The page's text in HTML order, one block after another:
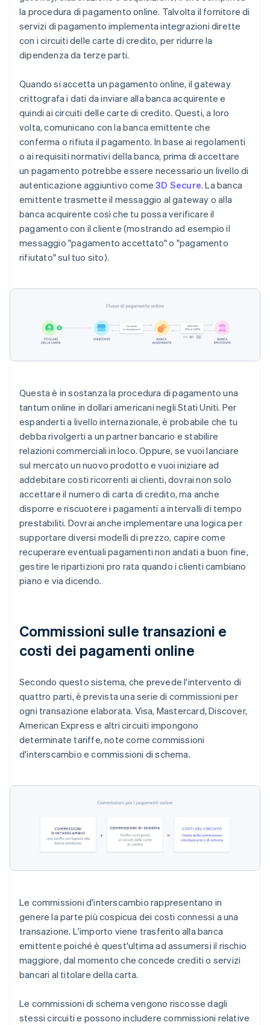
la procedura di pagamento online. Talvolta il fornitore di
servizi di pagamento implementa integrazioni dirette
con i circuiti delle carte di credito, per ridurre la
dipendenza da terze parti.
Quando si accetta un pagamento online, il gateway
crittografa i dati da inviare alla banca acquirente e
quindi ai circuiti delle carte di credito. Questi, a loro
volta, comunicano con la banca emittente che
conferma o rifiuta il pagamento. In base ai regolamenti
o ai requisiti normativi della banca, prima di accettare
un pagamento potrebbe essere necessario un livello di
autenticazione aggiuntivo come3D Secure. La banca
emittente trasmette il messaggio al gateway o alla
banca acquirente così che tu possa verificare il
pagamento con il cliente (mostrando ad esempio il
messaggio "pagamento accettato" o "pagamento
rifiutato" sul tuo sito).
Questa è in sostanza la procedura di pagamento una
tantum online in dollari americani negli Stati Uniti. Per
espanderti a livello internazionale, è probabile che tu
debba rivolgerti a un partner bancario e stabilire
relazioni commerciali in loco. Oppure, se vuoi lanciare
sul mercato un nuovo prodotto e vuoi iniziare ad
addebitare costi ricorrenti ai clienti, dovrai non solo
accettare il numero di carta di credito, ma anche
disporre e riscuotere i pagamenti a intervalli di tempo
prestabiliti. Dovrai anche implementare una logica per
supportare diversi modelli di prezzo, capire come
recuperare eventuali pagamenti non andati a buon fine,
gestire le ripartizioni pro rata quando i clienti cambiano
piano e via dicendo.
Commissioni sulle transazioni e
costi dei pagamenti online
Secondo questo sistema, che prevede l'intervento di
quattro parti, è prevista una serie di commissioni per
ogni transazione elaborata. Visa, Mastercard, Discover,
American Express e altri circuiti impongono
determinate tariffe, note come commissioni
d'interscambio e commissioni di schema.
Le commissioni d'interscambio rappresentano in
genere la parte più cospicua dei costi connessi a una
transazione. L'importo viene trasferito alla banca
emittente poiché è quest'ultima ad assumersi il rischio
maggiore, dal momento che concede crediti o servizi
bancari al titolare della carta.
Le commissioni di schema vengono riscosse dagli
stessi circuiti e possono includere commissioni relative